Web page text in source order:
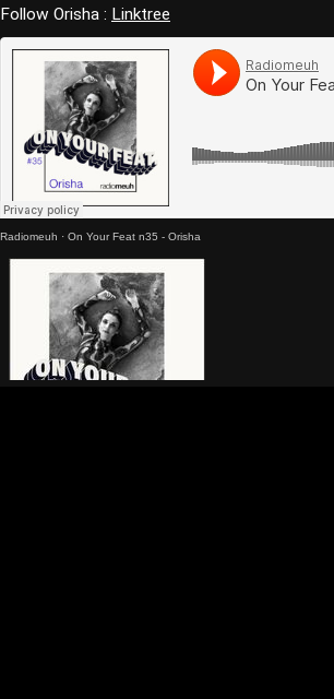
Follow Orisha : Linktree
Radiomeuh · On Your Feat n35 - Orisha